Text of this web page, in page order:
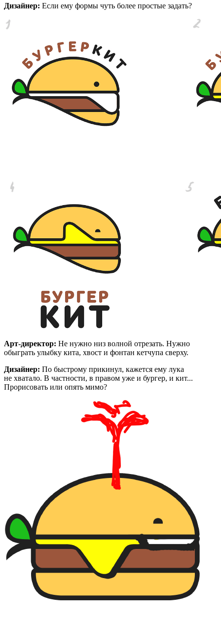
Дизайнер: Если ему формы чуть более простые задать?
Арт-директор: Не нужно низ волной отрезать. Нужно
обыграть улыбку кита, хвост и фонтан кетчупа сверху.
Дизайнер: По быстрому прикинул, кажется ему лука
не хватало. В частности, в правом уже и бургер, и кит...
Прорисовать или опять мимо?